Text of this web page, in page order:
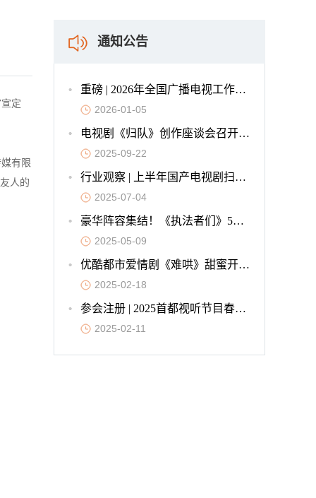
定
有限
人的
通知公告
重磅 | 2026年全国广播电视工作会议在京召开
2026-01-05
电视剧《归队》创作座谈会召开，重塑抗战叙事新标杆
2025-09-22
行业观察 | 上半年国产电视剧扫描：微短剧冲击下，长剧的韧性与创新
2025-07-04
豪华阵容集结！《执法者们》5月7日燃爆开播
2025-05-09
优酷都市爱情剧《难哄》甜蜜开播，预约量破790万创现偶历史纪录
2025-02-18
参会注册 | 2025首都视听节目春交会欢迎您
2025-02-11